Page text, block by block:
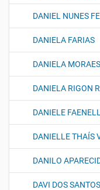
DANIEL NUNES
DANIELA FARIAS
DANIELA
DANIELA RIGON
DANIELE
DANIELLE THAÍS
DANILO
DAVI DOS SANTOS